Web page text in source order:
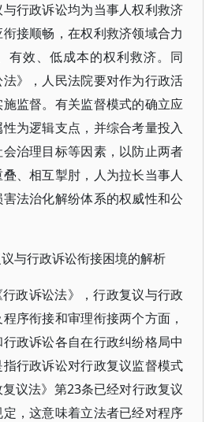
行政诉讼均为当事人权利救济
接顺畅，在权利救济领域合力
有效、低成本的权利救济。同
》，人民法院要对作为行政活
监督。有关监督模式的确立应
为逻辑支点，并综合考量投入
治理目标等因素，以防止两者
、相互掣肘，人为拉长当事人
法治化解纷体系的权威性和公
与行政诉讼衔接困境的解析
政诉讼法》，行政复议与行政
序衔接和审理衔接两个方面，
政诉讼各自在行政纠纷格局中
行政诉讼对行政复议监督模式
议法》第23条已经对行政复议
，这意味着立法者已经对程序